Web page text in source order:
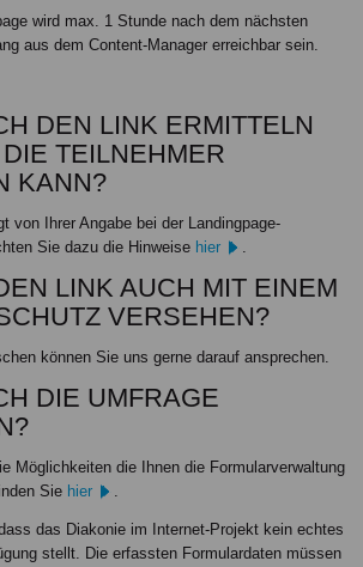
wird max. 1 Stunde nach dem nächsten
aus dem Content-Manager erreichbar sein.
DEN LINK ERMITTELN
TEILNEHMER
KANN?
von Ihrer Angabe bei der Landingpage-
Sie dazu die Hinweise hier .
LINK AUCH MIT EINEM
VERSEHEN?
können Sie uns gerne darauf ansprechen.
DIE UMFRAGE
Möglichkeiten die Ihnen die Formularverwaltung
Sie hier .
das Diakonie im Internet-Projekt kein echtes
stellt. Die erfassten Formulardaten müssen